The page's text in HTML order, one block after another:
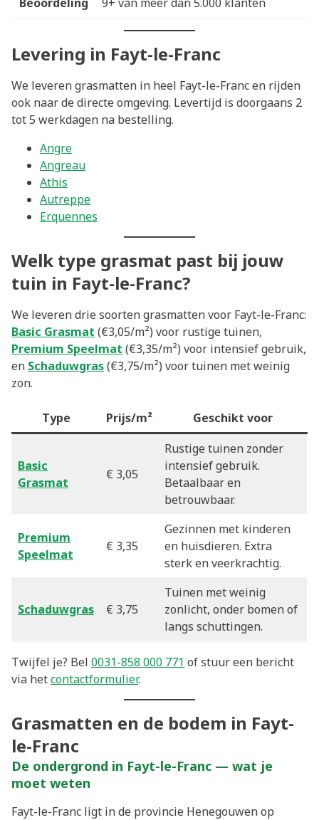
Levering in Fayt-le-Franc
We leveren grasmatten in heel Fayt-le-Franc en rijden
ook naar de directe omgeving. Levertijd is doorgaans 2
tot 5 werkdagen na bestelling.
Angre
Angreau
Athis
Autreppe
Erquennes
Welk type grasmat past bij jouw
tuin in Fayt-le-Franc?
We leveren drie soorten grasmatten voor Fayt-le-Franc:
Basic Grasmat (€3,05/m²) voor rustige tuinen,
Premium Speelmat (€3,35/m²) voor intensief gebruik,
en Schaduwgras(€3,75/m²) voor tuinen met weinig
zon.
Type Prijs/m² Geschikt voor
Basic
Grasmat
€ 3,05
Rustige tuinen zonder
intensief gebruik.
Betaalbaar en
betrouwbaar.
Premium
Speelmat
€ 3,35
Gezinnen met kinderen
en huisdieren. Extra
sterk en veerkrachtig.
Schaduwgras € 3,75
Tuinen met weinig
zonlicht, onder bomen of
langs schuttingen.
Twijfel je? Bel 0031-858 000 771 of stuur een bericht
via hetcontactformulier.
Grasmatten en de bodem in Fayt-
le-Franc
De ondergrond in Fayt-le-Franc — wat je
moet weten
Fayt-le-Franc ligt in de provincie Henegouwen op